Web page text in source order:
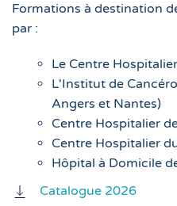
Formations à destination
par :
Le Centre
L'Institut de
Angers et Nantes)
Centre Hospitalier
Centre Hospitalier
Hôpital à Domicile
Catalogue 2026